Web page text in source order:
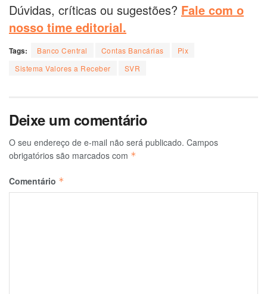
Dúvidas, críticas ou sugestões? Fale com o
nosso time editorial.
Tags: Banco Central Contas Bancárias
Pix
Sistema Valores a Receber
SVR
Deixe um comentário
O seu endereço de e-mail não será publicado. Campos
obrigatórios são marcados com *
Comentário *